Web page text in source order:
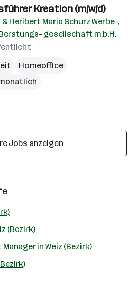
Kreation (m/w/d)
Heribert Maria Schurz Werbe-,
gesellschaft m.b.H.
Homeoffice
Jobs anzeigen
(Bezirk)
in Weiz (Bezirk)